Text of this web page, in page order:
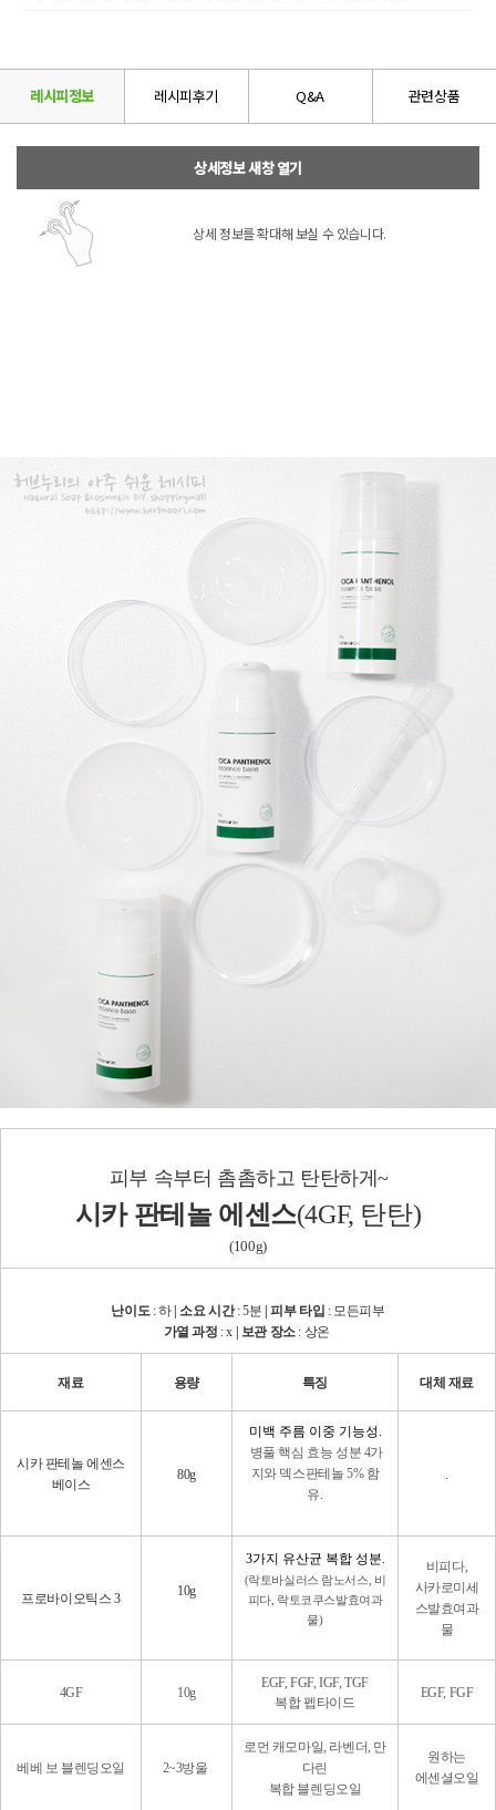
레시피정보 레시피후기 Q&A 관련상품
상세정보 새창 열기
상세 정보를 확대해 보실 수 있습니다.
피부 속부터 촘촘하고 탄탄하게~
시카 판테놀 에센스(4GF, 탄탄)
(100g)
난이도 : 하 | 소요 시간: 5분 | 피부 타입 : 모든피부
가열 과정 : x | 보관 장소: 상온
재료 용량 특징 대체 재료
시카 판테놀 에센스
베이스
80g
미백 주름 이중 기능성.
병풀 핵심 효능 성분 4가
지와 덱스판테놀 5% 함
유.
프로바이오틱스 3 10g
3가지 유산균 복합 성분.
(락토바실러스 람노서스, 비
피다, 락토코쿠스발효여과
물)
비피다,
사카로미세
스발효여과
물
4GF 10g
EGF, FGF, IGF, TGF
복합 펩타이드
EGF, FGF
베베 보 블렌딩오일 2~3방울
로먼 캐모마일, 라벤더, 만
다린
복합 블렌딩오일
원하는
에센셜오일